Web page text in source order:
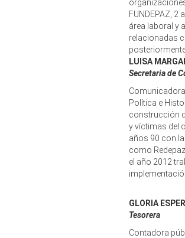
FUNDEPAZ, 2
área laboral y
relacionadas
LUISA
Secretaria de
Política e
construcción
y víctimas del
años 90 con
como
el año 2012
GLORIA
Tesorera
Contadora